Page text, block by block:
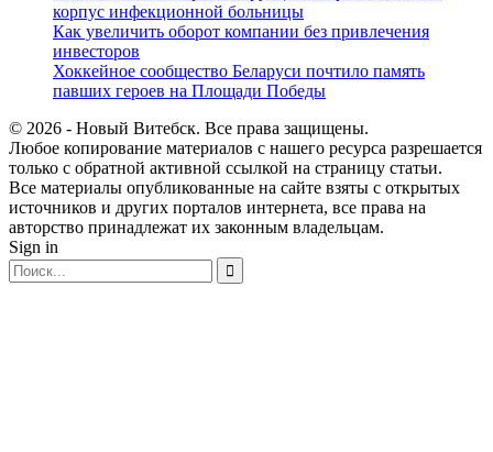
корпус инфекционной больницы
Как увеличить оборот компании без привлечения
инвесторов
Хоккейное сообщество Беларуси почтило память
павших героев на Площади Победы
© 2026 - Новый Витебск. Все права защищены.
Любое копирование материалов с нашего ресурса разрешается
только с обратной активной ссылкой на страницу статьи.
Все материалы опубликованные на сайте взяты с открытых
источников и других порталов интернета, все права на
авторство принадлежат их законным владельцам.
Sign in